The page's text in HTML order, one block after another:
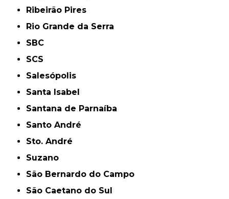
Ribeirão Pires
Rio Grande da Serra
SBC
SCS
Salesópolis
Santa Isabel
Santana de Parnaíba
Santo André
Sto. André
Suzano
São Bernardo do Campo
São Caetano do Sul